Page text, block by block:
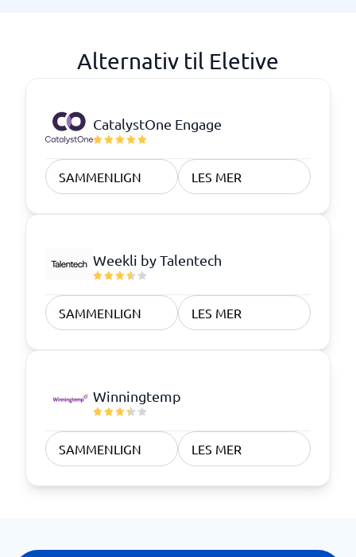
Alternativ til Eletive
CatalystOne Engage
SAMMENLIGN LES MER
Weekli by Talentech
SAMMENLIGN LES MER
Winningtemp
SAMMENLIGN LES MER